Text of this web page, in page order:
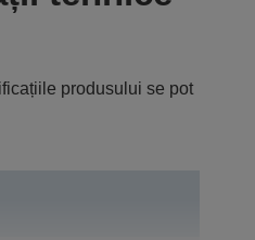
produsului se pot